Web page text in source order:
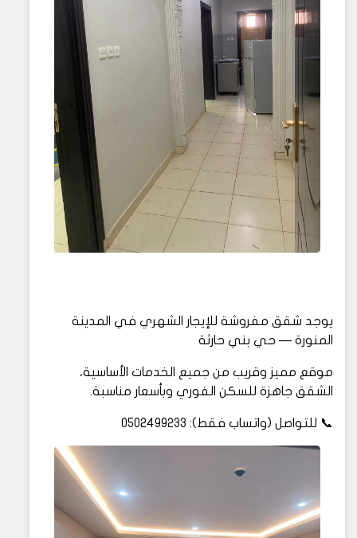
يوجد شقق مفروشة للإيجار الشهري في المدينة
المنورة — حي بني حارثة
موقع مميز وقريب من جميع الخدمات الأساسية،
الشقق جاهزة للسكن الفوري وبأسعار مناسبة.
📞 للتواصل (واتساب فقط): 0502499233